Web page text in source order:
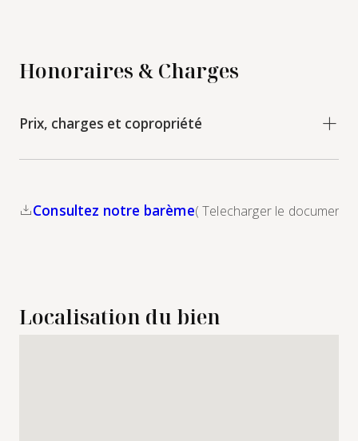
Honoraires & Charges
Prix, charges et copropriété
Consultez notre barème( Telecharger le document )
Localisation du bien